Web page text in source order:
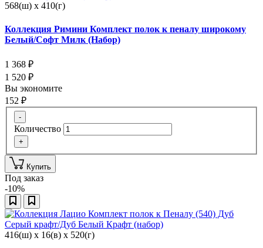
568(ш) x 410(г)
Коллекция Римини Комплект полок к пеналу широкому
Белый/Софт Милк (Набор)
1 368 ₽
1 520 ₽
Вы экономите
152 ₽
-
Количество
+
Купить
Под заказ
-10%
416(ш) x 16(в) x 520(г)